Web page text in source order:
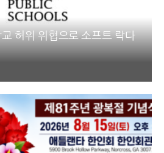
허위 위협으로 소프트 락다